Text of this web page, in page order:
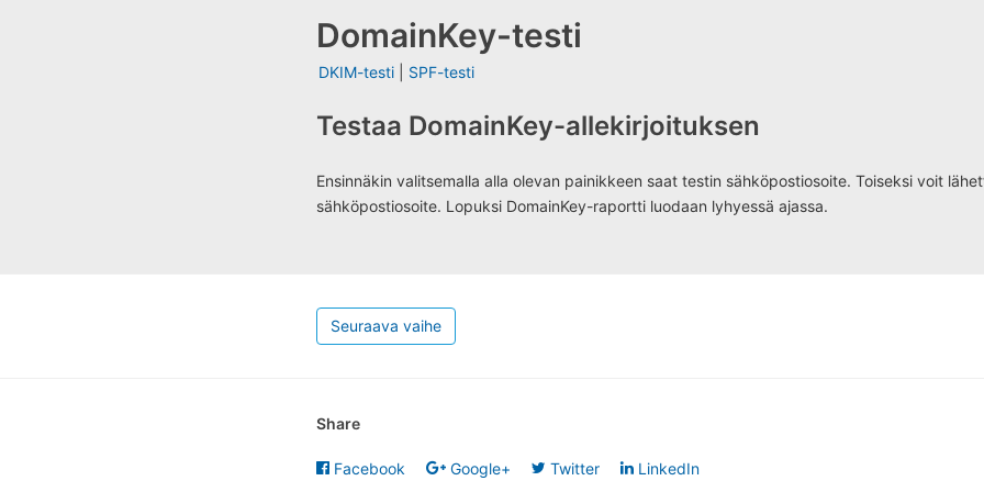
DomainKey-testi
DKIM-testi SPF-testi
Testaa DomainKey-allekirjoituksen
Ensinnäkin valitsemalla alla olevan painikkeen saat testin sähköpostiosoite. Toiseksi voit
sähköpostiosoite. Lopuksi DomainKey-raportti luodaan lyhyessä ajassa.
Seuraava vaihe
Share
Facebook Google+ Twitter LinkedIn